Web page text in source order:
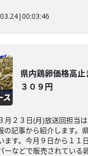
|00:03:46
県内鶏卵価格高
３０９円
月２３日(月)放送回担当
の記事から紹介します。
ます。今月９日から１１
ーなどで販売されている